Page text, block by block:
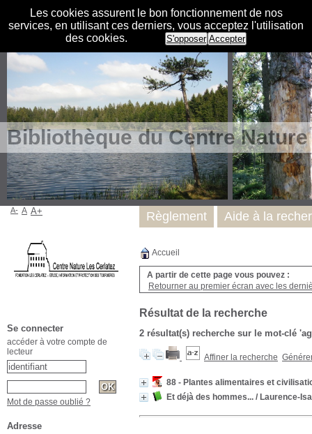
Les cookies assurent le bon fonctionnement de nos
services, en utilisant ces derniers, vous acceptez l'utilisation
des cookies.
S'opposer Accepter
Bibliothèque du Centre
Accueil
A partir de cette page vous pouvez :
Retourner au premier écran avec les
Résultat de la recherche
2 résultat(s) recherche sur le mot-clé
Affiner la recherche
88 - Plantes alimentaires et
Et déjà des hommes... / Laurence-
Règlement Aide à la
A- A A+
Se connecter
accéder à votre compte de
lecteur
Mot de passe oublié ?
Adresse